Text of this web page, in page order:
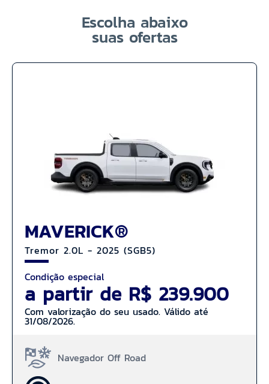
Escolha abaixo
suas ofertas
MAVERICK®
Tremor 2.0L - 2025 (SGB5)
Condição especial
a partir de R$ 239.900
Com valorização do seu usado. Válido até
31/08/2026.
Navegador Off Road